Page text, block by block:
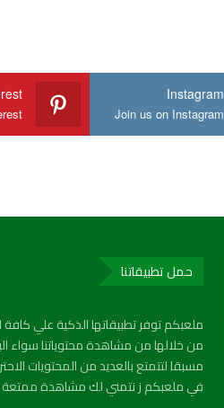
Instagram
Join us on Instagram
حمل تطبيقاتنا
ملعبكم توفر تطبيقاتها الذكية علي
من خلالها من مشاهدة محتوياتنا سواء
مسبقا لتتمتع بالعديد من المحتويات
في ملعبكم ز نتمني لك مشاهدة ممتعة